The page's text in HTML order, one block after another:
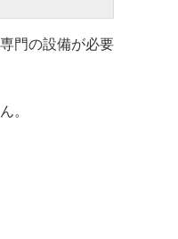
門の設備が必要
。